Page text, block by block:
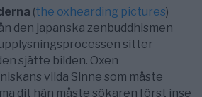
(the oxhearding pictures)
den japanska zenbuddhismen
sitter
sjätte bilden. Oxen
vilda Sinne som måste
dit hän måste sökaren först inse